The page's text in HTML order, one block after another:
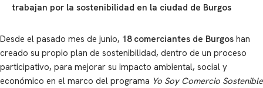
trabajan por la sostenibilidad en la ciudad de Burgos
Desde el pasado mes de junio, 18 comerciantes de Burgos han
creado su propio plan de sostenibilidad, dentro de un proceso
participativo, para mejorar su impacto ambiental, social y
económico en el marco del programa Yo Soy Comercio Sostenible